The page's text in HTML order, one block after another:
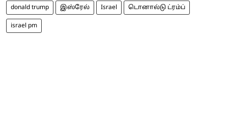
donald trump இஸ்ரேல் Israel டொனால்டு ட்ரம்ப்
israel pm